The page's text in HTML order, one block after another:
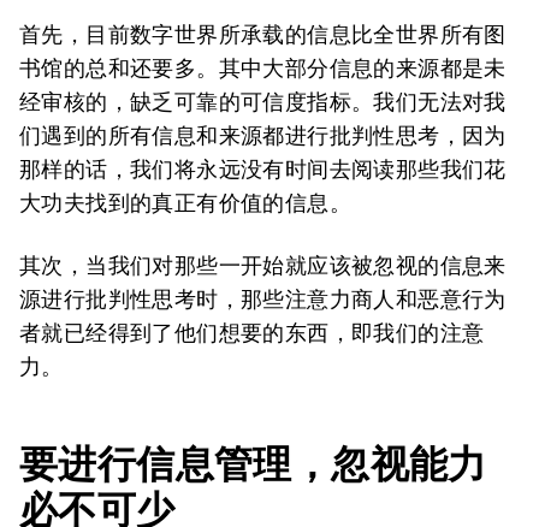
首先，目前数字世界所承载的信息比全世界所有图
书馆的总和还要多。其中大部分信息的来源都是未
经审核的，缺乏可靠的可信度指标。我们无法对我
们遇到的所有信息和来源都进行批判性思考，因为
那样的话，我们将永远没有时间去阅读那些我们花
大功夫找到的真正有价值的信息。
其次，当我们对那些一开始就应该被忽视的信息来
源进行批判性思考时，那些注意力商人和恶意行为
者就已经得到了他们想要的东西，即我们的注意
力。
要进行信息管理，忽视能力
必不可少